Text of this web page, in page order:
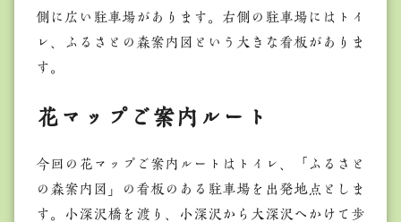
側に広い駐車場があります。右側の駐車場にはトイ
レ、ふるさとの森案内図という大きな看板がありま
す。
花マップご案内ルート
今回の花マップご案内ルートはトイレ、「ふるさと
の森案内図」の看板のある駐車場を出発地点としま
す。小深沢橋を渡り、小深沢から大深沢へかけて歩